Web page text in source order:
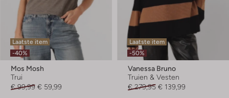
Laatste item
-40%
Mos Mosh
Trui
€ 99,99 € 59,99
Laatste item
-50%
Vanessa Bruno
Truien & Vesten
€ 279,95 € 139,99